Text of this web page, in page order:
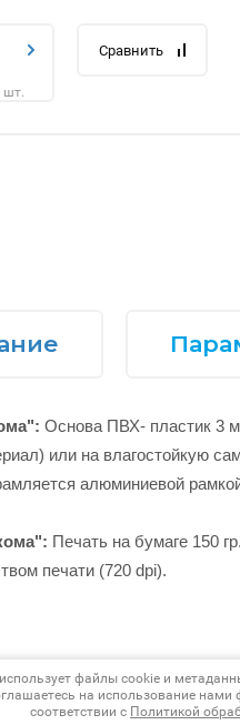
шт.
Сравнить
Основа ПВХ- пластик 3
или на влагостойкую
алюминиевой
Печать на бумаге 150
печати (720 dpi).
файлы cookie и
на использование
соответствии с Политикой